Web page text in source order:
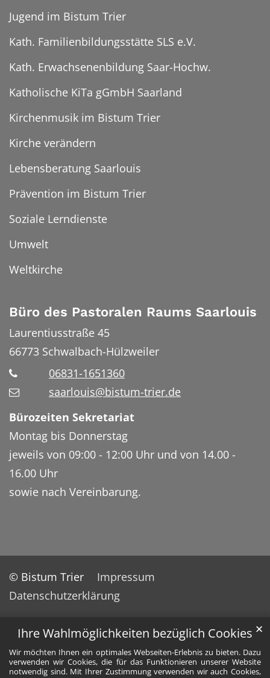
Ihre Wahlmöglichkeiten bezüglich Cookies
Wir möchten Ihnen ein optimales Webseiten-Erlebnis zu bieten. Dazu
verwenden wir Cookies, die für das Funktionieren unserer Website
notwendig sind. Mit Ihrer Zustimmung verwenden wir auch Cookies,
✕
Jugend im Bistum Trier
Kath. Familienbildungsstätte SLS e.V.
Kath. Erwachsenenbildung Saar-Hochw.
Katholische KiTa gGmbH Saarland
Kirchenmusik im Bistum Trier
Kirche verändern
Lebensberatung Saarlouis
Prävention im Bistum Trier
Soziale Lerndienste
Umwelt
Weltkirche
Büro des Pastoralen Raums Saarlouis
Laurentiusstraße 45
66773 Schwalbach-Hülzweiler
06831-1651360
saarlouis@bistum-trier.de
Bürozeiten Sekretariat
Montag bis Donnerstag
jeweils von 09:00 - 12:00 Uhr und von 14.00 -
16.00 Uhr
sowie nach Vereinbarung.
© Bistum Trier
Impressum
Datenschutzerklärung